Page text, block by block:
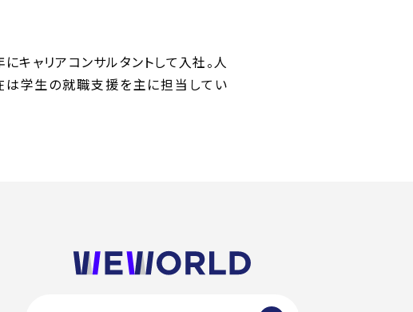
キャリアコンサルタントして入社。人
学生の就職支援を主に担当してい